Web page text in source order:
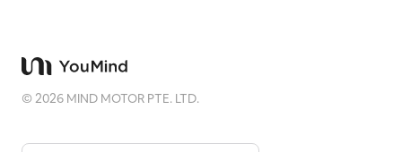
©2026 MIND MOTOR PTE. LTD.